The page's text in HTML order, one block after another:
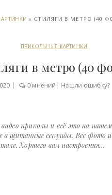
» СТИЛЯГИ В МЕТРО (40
ПРИКОЛЬНЫЕ КАРТИНКИ
в метро (40
0 мнений | Нашли ошибку?
приколы и всё это на
в щитанные секунды. Все фото
Хоршего вам настроения...